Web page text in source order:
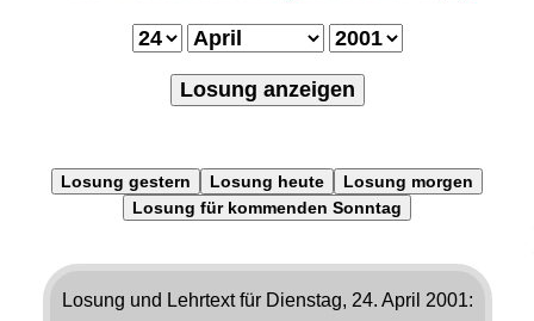
Losung anzeigen
Losung gestern Losung heute
Losung morgen
Losung für kommenden Sonntag
Losung und Lehrtext für Dienstag, 24. April 2001: